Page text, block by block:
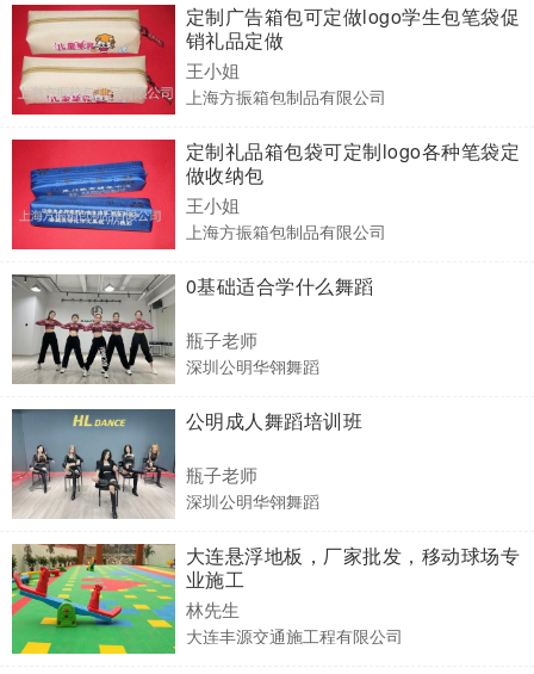
定制广告箱包可定做logo学生包笔袋促
销礼品定做
王小姐
上海方振箱包制品有限公司
定制礼品箱包袋可定制logo各种笔袋定
做收纳包
王小姐
上海方振箱包制品有限公司
0基础适合学什么舞蹈
瓶子老师
深圳公明华翎舞蹈
公明成人舞蹈培训班
瓶子老师
深圳公明华翎舞蹈
大连悬浮地板，厂家批发，移动球场专
业施工
林先生
大连丰源交通施工程有限公司